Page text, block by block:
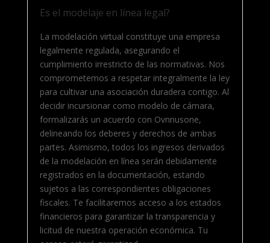
Es el modelaje en línea legal?
La modelación virtual constituye una empresa
legalmente regulada, asegurando el
cumplimiento irrestricto de las normativas. Nos
comprometemos a respetar integralmente la ley
para cultivar una asociación duradera contigo. Al
decidir incursionar como modelo de cámara,
formalizarás un acuerdo con Ovnnusone,
delineando los deberes y derechos de ambas
partes. Asimismo, todos los ingresos derivados
de la modelación en línea serán debidamente
registrados en la documentación, estando
sujetos a las correspondientes obligaciones
fiscales. Te facilitaremos acceso a los estados
financieros para garantizar la transparencia y
licitud de nuestra operación económica. Tu